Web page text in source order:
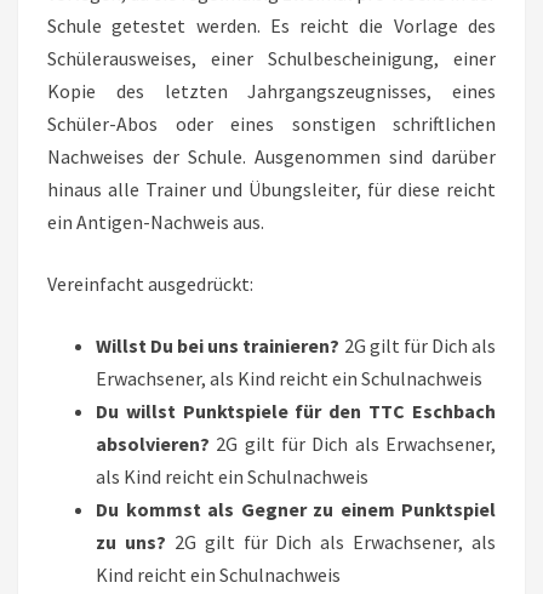
Schule getestet werden. Es reicht die Vorlage des
Schülerausweises, einer Schulbescheinigung, einer
Kopie des letzten Jahrgangszeugnisses, eines
Schüler-Abos oder eines sonstigen schriftlichen
Nachweises der Schule. Ausgenommen sind darüber
hinaus alle Trainer und Übungsleiter, für diese reicht
ein Antigen-Nachweis aus.
Vereinfacht ausgedrückt:
Willst Du bei uns trainieren? 2G gilt für Dich als
Erwachsener, als Kind reicht ein Schulnachweis
Du willst Punktspiele für den TTC Eschbach
absolvieren? 2G gilt für Dich als Erwachsener,
als Kind reicht ein Schulnachweis
Du kommst als Gegner zu einem Punktspiel
zu uns? 2G gilt für Dich als Erwachsener, als
Kind reicht ein Schulnachweis